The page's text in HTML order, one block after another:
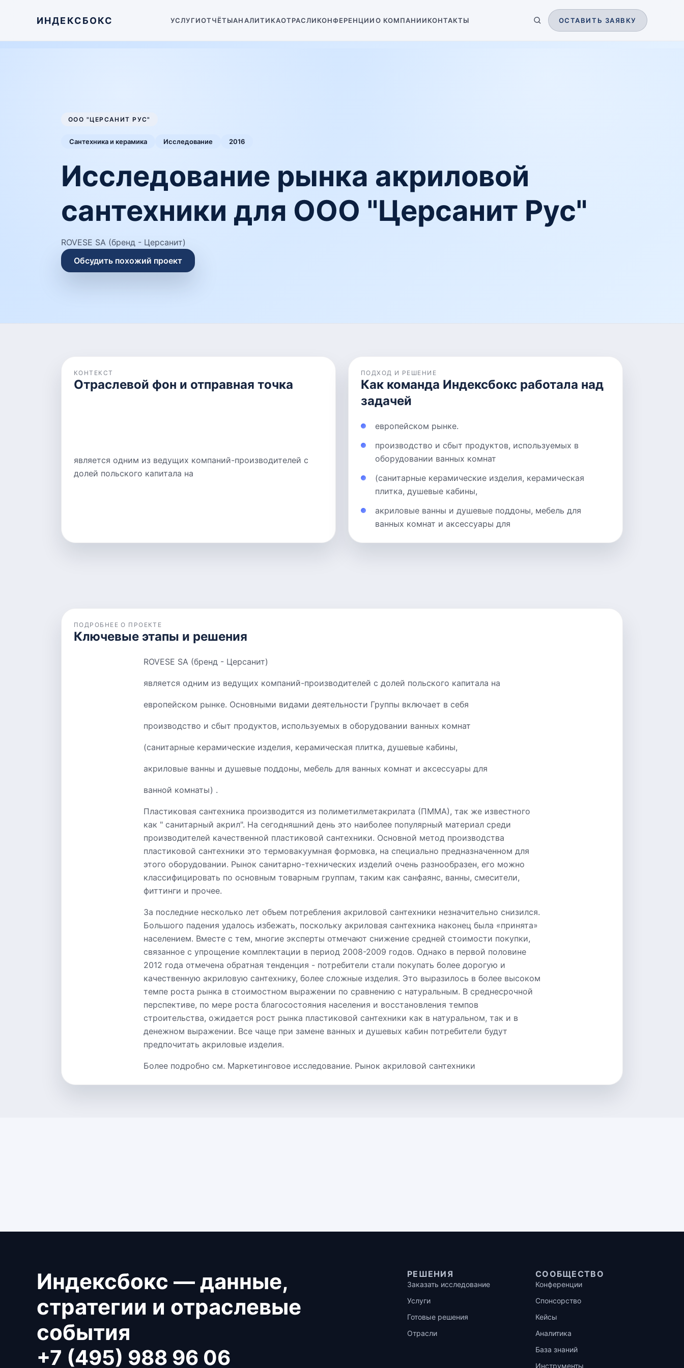
ИНДЕКСБОКС УСЛУГИОТЧЁТЫАНАЛИТИКАОТРАСЛИКОНФЕРЕНЦИИО КОМПАНИИКОНТАКТЫ ОСТАВИТЬ ЗАЯВКУ
ООО "ЦЕРСАНИТ РУС"
Сантехника и керамика Исследование 2016
Исследование рынка акриловой
сантехники для ООО "Церсанит Рус"
ROVESE SA (бренд - Церсанит)
Обсудить похожий проект
КОНТЕКСТ
Отраслевой фон и отправная точка
является одним из ведущих компаний-производителей с
долей польского капитала на
ПОДХОД И РЕШЕНИЕ
Как команда Индексбокс работала над
задачей
европейском рынке.
производство и сбыт продуктов, используемых в
оборудовании ванных комнат
(санитарные керамические изделия, керамическая
плитка, душевые кабины,
акриловые ванны и душевые поддоны, мебель для
ванных комнат и аксессуары для
ПОДРОБНЕЕ О ПРОЕКТЕ
Ключевые этапы и решения
ROVESE SA (бренд - Церсанит)
является одним из ведущих компаний-производителей с долей польского капитала на
европейском рынке. Основными видами деятельности Группы включает в себя
производство и сбыт продуктов, используемых в оборудовании ванных комнат
(санитарные керамические изделия, керамическая плитка, душевые кабины,
акриловые ванны и душевые поддоны, мебель для ванных комнат и аксессуары для
ванной комнаты) .
Пластиковая сантехника производится из полиметилметакрилата (ПММА), так же известного
как " санитарный акрил". На сегодняшний день это наиболее популярный материал среди
производителей качественной пластиковой сантехники. Основной метод производства
пластиковой сантехники это термовакуумная формовка, на специально предназначенном для
этого оборудовании. Рынок санитарно-технических изделий очень разнообразен, его можно
классифицировать по основным товарным группам, таким как санфаянс, ванны, смесители,
фиттинги и прочее.
За последние несколько лет объем потребления акриловой сантехники незначительно снизился.
Большого падения удалось избежать, поскольку акриловая сантехника наконец была «принята»
населением. Вместе с тем, многие эксперты отмечают снижение средней стоимости покупки,
связанное с упрощение комплектации в период 2008-2009 годов. Однако в первой половине
2012 года отмечена обратная тенденция - потребители стали покупать более дорогую и
качественную акриловую сантехнику, более сложные изделия. Это выразилось в более высоком
темпе роста рынка в стоимостном выражении по сравнению с натуральным. В среднесрочной
перспективе, по мере роста благосостояния населения и восстановления темпов
строительства, ожидается рост рынка пластиковой сантехники как в натуральном, так и в
денежном выражении. Все чаще при замене ванных и душевых кабин потребители будут
предпочитать акриловые изделия.
Более подробно см. Маркетинговое исследование. Рынок акриловой сантехники
Индексбокс — данные,
стратегии и отраслевые
события
+7 (495) 988 96 06
РЕШЕНИЯ
Заказать исследование
Услуги
Готовые решения
Отрасли
СООБЩЕСТВО
Конференции
Спонсорство
Кейсы
Аналитика
База знаний
Инструменты